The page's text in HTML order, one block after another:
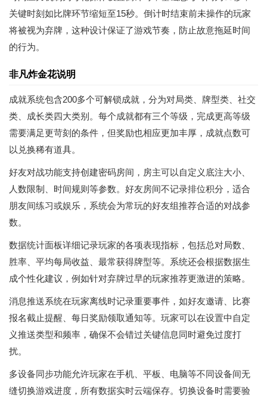
关键时刻如比牌环节缩短至15秒。倒计时结束前未操作的玩家
将被视为弃牌，这种设计保证了游戏节奏，防止故意拖延时间
的行为。
非凡炸金花说明
成就系统包含200多个可解锁成就，分为对局类、牌型类、社交
类、成长类四大类别。每个成就都有三个等级，完成更高等级
需要满足更苛刻的条件，但奖励也相应更加丰厚，成就点数可
以兑换稀有道具。
好友对战功能支持创建密码房间，房主可以自定义底注大小、
人数限制、时间规则等参数。好友房间不记录排位积分，适合
朋友间练习或娱乐，系统会为常玩的好友组推荐合适的对战参
数。
数据统计面板详细记录玩家的各项表现指标，包括总对局数、
胜率、平均每局收益、最常获得牌型等。系统还会根据数据生
成个性化建议，例如针对弃牌过早的玩家推荐更激进的策略。
消息推送系统在玩家离线时记录重要事件，如好友邀请、比赛
报名截止提醒、每日奖励领取通知等。玩家可以在设置中自定
义推送类型和频率，确保不会错过关键信息同时避免过度打
扰。
多设备同步功能允许玩家在手机、平板、电脑等不同设备间无
缝切换游戏进度，所有数据实时云端保存。切换设备时需要验